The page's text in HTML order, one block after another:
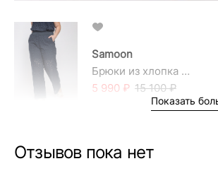
Samoon
Брюки из хлопка с вышивкой ришелье
5 990 ₽ 15 100 ₽
БОЛЬШИЕ РАЗМЕРЫ
Samoon
Брюки из хлопка с вышивкой ришелье
5 990 ₽ 15 100 ₽
БОЛЬШИЕ РАЗМЕРЫ
Показать
Отзывов пока нет